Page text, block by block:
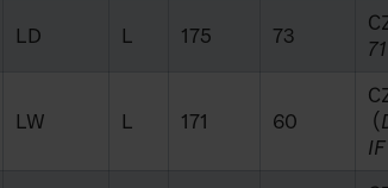
LD L 175 73
LW L 171 60
(